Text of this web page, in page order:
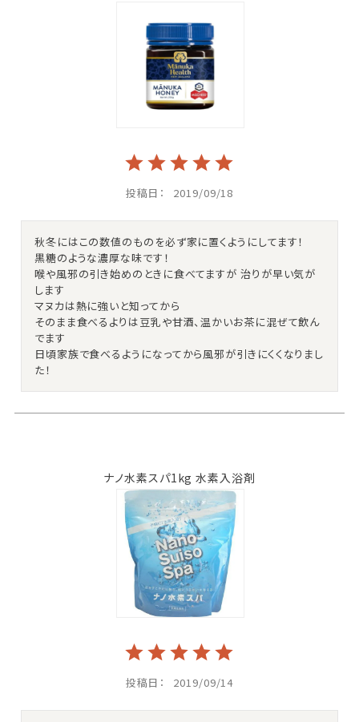
投稿日 2019/09/18
秋冬にはこの数値のものを必ず家に置くようにしてます！
黒糖のような濃厚な味です！
喉や風邪の引き始めのときに食べてますが 治りが早い気が
します
マヌカは熱に強いと知ってから
そのまま食べるよりは豆乳や甘酒、温かいお茶に混ぜて飲ん
でます
日頃家族で食べるようになってから風邪が引きにくくなりまし
ナノ水素スパ1kg 水素入浴剤
投稿日 2019/09/14